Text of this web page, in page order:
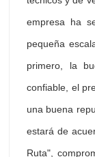
empresa ha
pequeña
primero, la
confiable, el
una buena
estará de
Ruta",